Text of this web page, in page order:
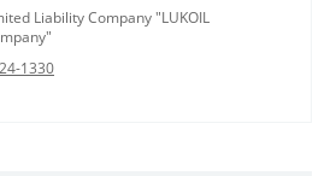
Liability Company "LUKOIL
1330